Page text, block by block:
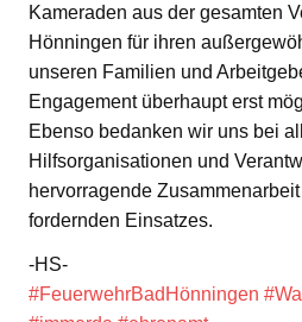
Kameraden aus der gesamten
Hönningen für ihren
unseren Familien und
Engagement überhaupt erst
Ebenso bedanken wir uns bei
Hilfsorganisationen und
hervorragende
fordernden Einsatzes.
-HS-
#FeuerwehrBadHönningen